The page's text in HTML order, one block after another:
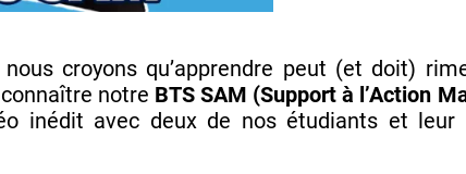
nous croyons qu’apprendre peut (et doit)
notre BTS SAM (Support à l’Action
inédit avec deux de nos étudiants et leur